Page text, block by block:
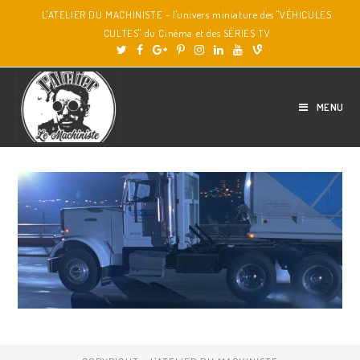
L'ATELIER DU MACHINISTE - l'univers miniature des "VÉHICULES
CULTES" du Cinéma et des SÉRIES TV
MENU